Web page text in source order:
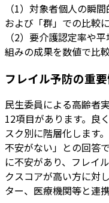
（1）対象者個人の瞬
および「群」での比較
（2）要介護認定率や
組みの成果を数値で比
フレイル予防の重
民生委員による高齢者
12項目があります。良
スク別に階層化します
不安がない」との回答
に不安があり、フレイ
クスコアが高い方に対
ター、医療機関等と連